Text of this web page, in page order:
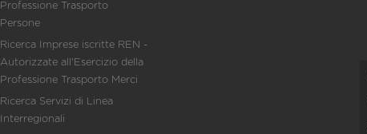
Professione Trasporto
Persone
Ricerca Imprese iscritte REN -
Autorizzate all'Esercizio della
Professione Trasporto Merci
Ricerca Servizi di Linea
Interregionali